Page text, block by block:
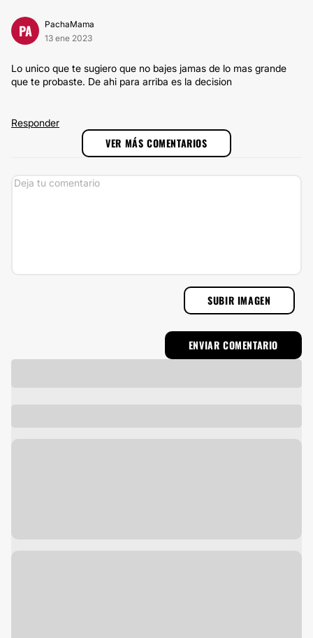
PA
PachaMama
13 ene 2023
Lo unico que te sugiero que no bajes jamas de lo mas grande
que te probaste. De ahi para arriba es la decision
Responder
VER MÁS COMENTARIOS
SUBIR IMAGEN